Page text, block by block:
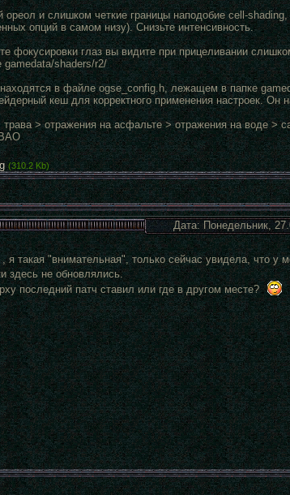
ореол и слишком четкие границы наподобие cell-
опций в самом низу). Снизьте интенсивность.
фокусировки глаз вы видите при прицеливании
shaders/r2/
в файле ogse_config.h, лежащем в папке
кеш для корректного применения настроек. Он
> отражения на асфальте > отражения на воде
(310.2 Kb)
Дата: Понедельник,
я такая "внимательная", только сейчас увидела, что у
здесь не обновлялись.
последний патч ставил или где в другом месте?